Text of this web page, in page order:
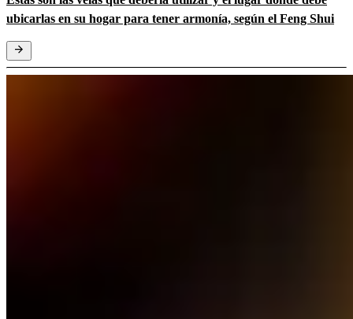
ubicarlas en su hogar para tener armonía, según el Feng Shui